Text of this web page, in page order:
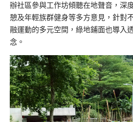
辦社區參與工作坊傾聽在地聲音，深
憩及年輕族群健身等多方意見，針對
融運動的多元空間，綠地鋪面也導入
念。